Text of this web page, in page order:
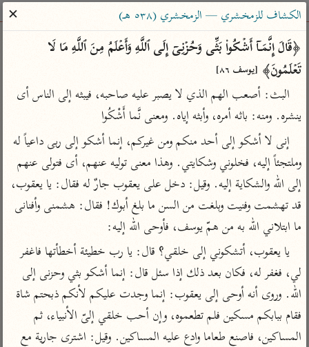
ساهم معنا في نشر القرآن والعلم الشرعي
الباحث القرآني
بحث معاجم
Type 2 or more characters for results.
Type 1 or more
characters for results.
أمّهات
تفسير الطبري
تفسير ابن كثير
تفسير القرطبي
تفسير البغوي
جمع الأقوال
تفسير ابن الجوزي
عامّة
فتح البيان للقنوجي
فتح القدير للشوكاني
تفسير ابن جزي
موسوعات
تفسير الآلوسي
تفسير الرازي
معاصرة
الميسر
المختصر في
تفسير السعدي
أيسر التفاسير
القرآن – تدبر وعمل
تفسير ابن عثيمين
الكشاف للزمخشري — الزمخشري (٥٣٨ هـ)
✕
تَعۡلَمُونَ﴾ [يوسف ٨٦]
ينشره. ومنه: باثه أمره، وأبثه إياه. ومعنى نَّما أَشْكُوا
ما ابتلاني الله به من همّ يوسف، فأوحى الله إليه:
يا يعقوب، أتشكوني إلى خلقي؟ قال: يا رب خطيئة أخطأتها فاغفر